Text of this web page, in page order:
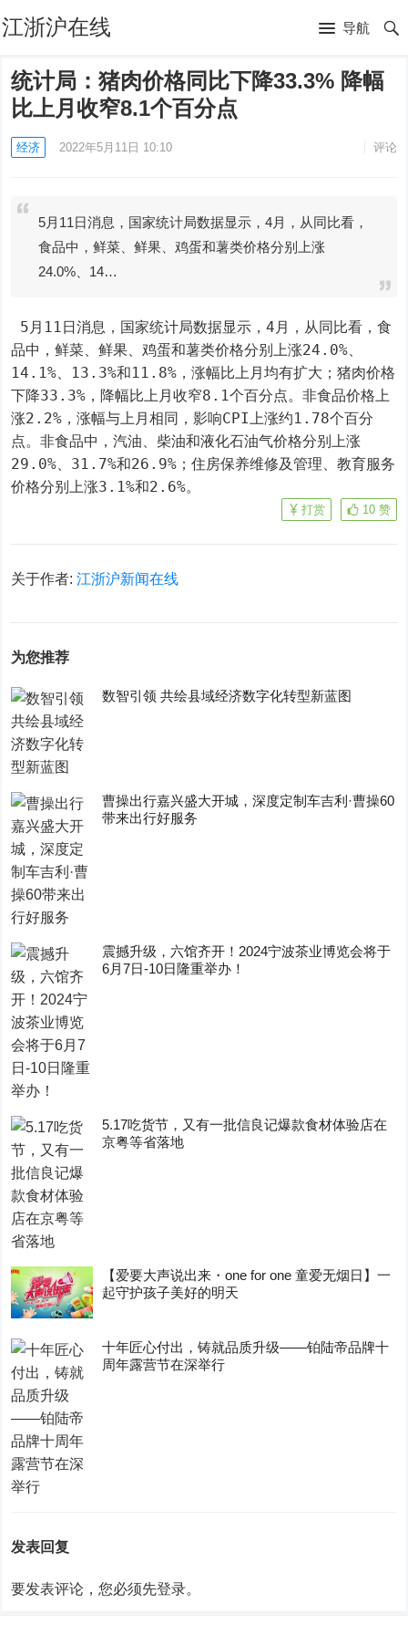
江浙沪在线 导航
统计局：猪肉价格同比下降33.3% 降幅
比上月收窄8.1个百分点
经济 2022年5月11日 10:10 评论
5月11日消息，国家统计局数据显示，4月，从同比看，
食品中，鲜菜、鲜果、鸡蛋和薯类价格分别上涨
24.0%、14…
品中，鲜菜、鲜果、鸡蛋和薯类价格分别上涨24.0%、
14.1%、13.3%和11.8%，涨幅比上月均有扩大；猪肉价格
下降33.3%，降幅比上月收窄8.1个百分点。非食品价格上
涨2.2%，涨幅与上月相同，影响CPI上涨约1.78个百分
点。非食品中，汽油、柴油和液化石油气价格分别上涨
29.0%、31.7%和26.9%；住房保养维修及管理、教育服务
价格分别上涨3.1%和2.6%。
10 赞
打赏
关于作者:江浙沪新闻在线
为您推荐
数智引领 共绘县域经济数字化转型新蓝图
曹操出行嘉兴盛大开城，深度定制车吉利·曹操60
带来出行好服务
震撼升级，六馆齐开！2024宁波茶业博览会将于
6月7日-10日隆重举办！
5.17吃货节，又有一批信良记爆款食材体验店在
京粤等省落地
【爱要大声说出来・one for one 童爱无烟日】一
起守护孩子美好的明天
十年匠心付出，铸就品质升级——铂陆帝品牌十
周年露营节在深举行
发表回复
要发表评论，您必须先登录。